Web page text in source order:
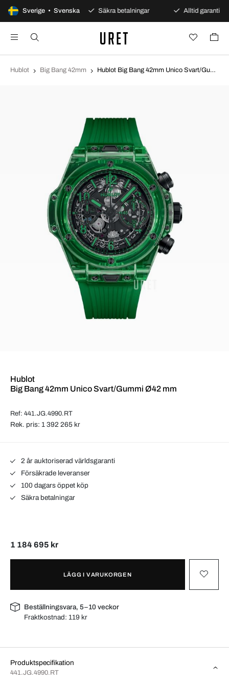
Sverige • Svenska
dagars öppet köp Säkra betalningar Alltid garanti
Hublot Big Bang 42mm Hublot Big Bang 42mm Unico Svart/Gummi Ø42 mm 441.JG.4990.RT
Hublot
Big Bang 42mm Unico Svart/Gummi Ø42 mm
Ref: 441.JG.4990.RT
Rek. pris: 1 392 265 kr
2 år auktoriserad världsgaranti
Försäkrade leveranser
100 dagars öppet köp
Säkra betalningar
1 184 695 kr
LÄGG I VARUKORGEN
Beställningsvara, 5–10 veckor
Fraktkostnad: 119 kr
Produktspecifikation
441.JG.4990.RT